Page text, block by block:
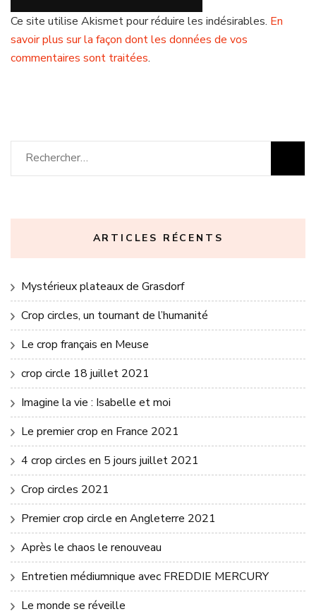
Ce site utilise Akismet pour réduire les indésirables. En
savoir plus sur la façon dont les données de vos
commentaires sont traitées.
Rechercher :
ARTICLES RÉCENTS
Mystérieux plateaux de Grasdorf
Crop circles, un tournant de l’humanité
Le crop français en Meuse
crop circle 18 juillet 2021
Imagine la vie : Isabelle et moi
Le premier crop en France 2021
4 crop circles en 5 jours juillet 2021
Crop circles 2021
Premier crop circle en Angleterre 2021
Après le chaos le renouveau
Entretien médiumnique avec FREDDIE MERCURY
Le monde se réveille